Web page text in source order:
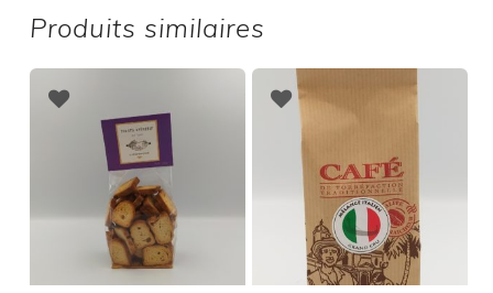
Produits similaires